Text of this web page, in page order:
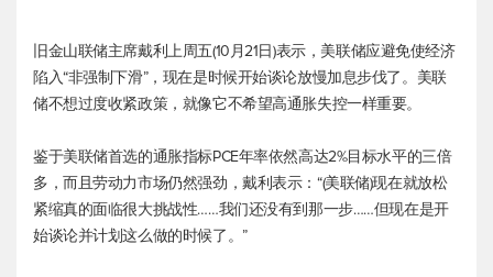
旧金山联储主席戴利上周五(10月21日)表示，美联储应避免使经济
陷入“非强制下滑”，现在是时候开始谈论放慢加息步伐了。美联
储不想过度收紧政策，就像它不希望高通胀失控一样重要。
鉴于美联储首选的通胀指标PCE年率依然高达2%目标水平的三倍
多，而且劳动力市场仍然强劲，戴利表示：“(美联储)现在就放松
紧缩真的面临很大挑战性……我们还没有到那一步……但现在是开
始谈论并计划这么做的时候了。”